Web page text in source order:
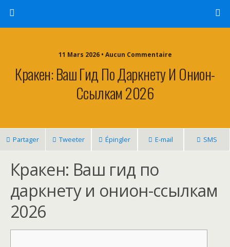
11 Mars 2026 • Aucun Commentaire
Кракен: Ваш Гид По Даркнету И Онион-
Ссылкам 2026
Partager Tweeter Épingler E-mail SMS
Кракен: Ваш гид по
даркнету и онион-ссылкам
2026